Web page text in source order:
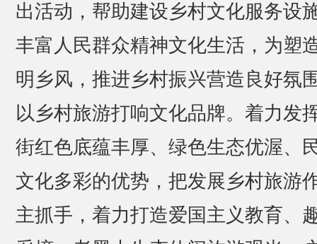
出活动，帮助建设乡村文化服务设
丰富人民群众精神文化生活，为塑
明乡风，推进乡村振兴营造良好氛
以乡村旅游打响文化品牌。着力发
街红色底蕴丰厚、绿色生态优渥、
文化多彩的优势，把发展乡村旅游
主抓手，着力打造爱国主义教育、